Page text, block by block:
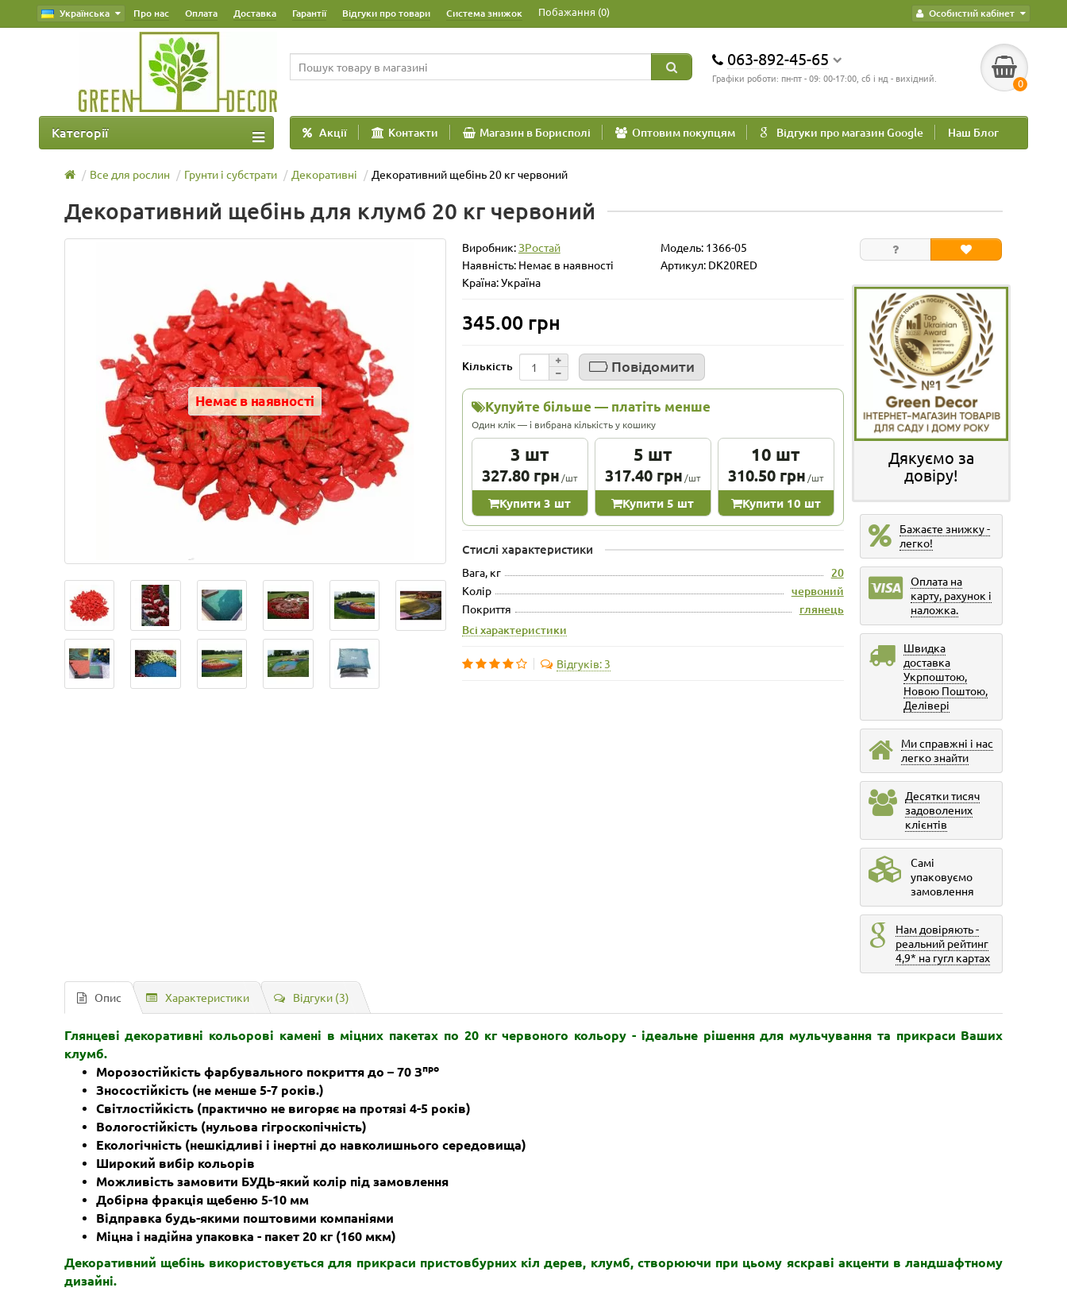
Особистий кабінет
Українська Про нас Оплата Доставка Гарантії Відгуки про товари Система знижок Побажання (0)
063-892-45-65
Графіки роботи: пн-пт - 09: 00-17:00, сб і нд - вихідний. 0
Акції Контакти Магазин в Борисполі Оптовим покупцям Відгуки про магазин Google Наш Блог
Категорії
Все для рослин Грунти і субстрати Декоративні Декоративний щебінь 20 кг червоний
Декоративний щебінь для клумб 20 кг червоний
Немає в наявності
Виробник:ЗРостай Модель: 1366-05
Наявність: Немає в наявності
Артикул: DK20RED
Країна: Україна
345.00 грн
Кількість Повідомити
Купуйте більше — платіть менше
Один клік — і вибрана кількість у кошику
3 шт
327.80 грн /шт
Купити 3 шт
5 шт
317.40 грн /шт
Купити 5 шт
10 шт
310.50 грн /шт
Купити 10 шт
Стислі характеристики
Вага, кг 20
Колір червоний
Покриття
глянець
Всі характеристики
Відгуків: 3
Дякуємо за
довіру!
Бажаєте знижку -
легко!
Оплата на
карту, рахунок і
наложка.
Швидка
доставка
Укрпоштою,
Новою Поштою,
Делівері
Ми справжні і нас
легко знайти
Десятки тисяч
задоволених
клієнтів
Самі
упаковуємо
замовлення
Нам довіряють -
реальний рейтинг
4,9* на гугл картах
Опис Характеристики Відгуки (3)
Глянцеві декоративні кольорові камені в міцних пакетах по 20 кг червоного кольору - ідеальне рішення для мульчування та прикраси Ваших
клумб.
Морозостійкість фарбувального покриття до – 70 Зпро
Зносостійкість (не менше 5-7 років.)
Світлостійкість (практично не вигоряє на протязі 4-5 років)
Вологостійкість (нульова гігроскопічність)
Екологічність (нешкідливі і інертні до навколишнього середовища)
Широкий вибір кольорів
Можливість замовити БУДЬ-який колір під замовлення
Добірна фракція щебеню 5-10 мм
Відправка будь-якими поштовими компаніями
Міцна і надійна упаковка - пакет 20 кг (160 мкм)
Декоративний щебінь використовується для прикраси пристовбурних кіл дерев, клумб, створюючи при цьому яскраві акценти в ландшафтному
дизайні.